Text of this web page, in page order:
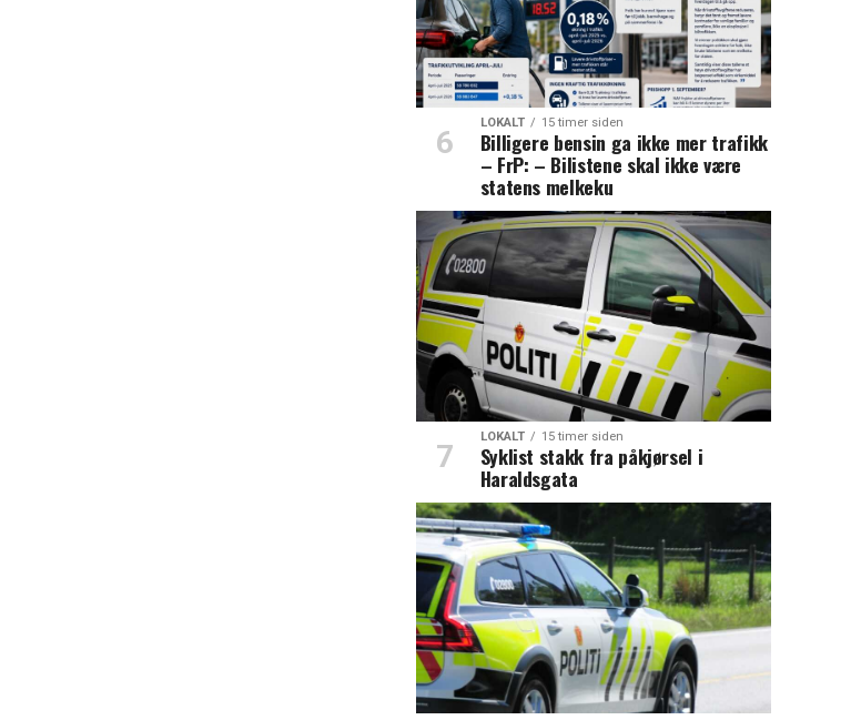
LOKALT 15 timer siden
Billigere bensin ga ikke mer trafikk
– FrP: – Bilistene skal ikke være
statens melkeku
LOKALT 15 timer siden
Syklist stakk fra påkjørsel i
Haraldsgata